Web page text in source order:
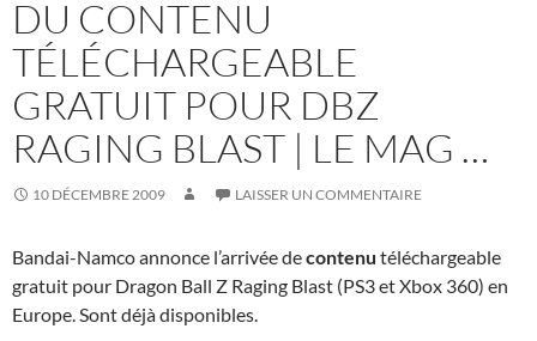
DU CONTENU
TÉLÉCHARGEABLE
GRATUIT POUR DBZ
RAGING BLAST | LE MAG …
10 DÉCEMBRE 2009 LAISSER UN COMMENTAIRE
Bandai-Namco annonce l’arrivée decontenu téléchargeable
gratuit pour Dragon Ball Z Raging Blast (PS3 et Xbox 360) en
Europe. Sont déjà disponibles.